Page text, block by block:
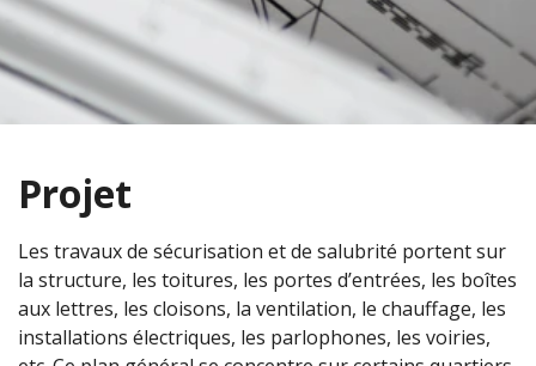
Projet
Les travaux de sécurisation et de salubrité portent sur
la structure, les toitures, les portes d’entrées, les boîtes
aux lettres, les cloisons, la ventilation, le chauffage, les
installations électriques, les parlophones, les voiries,